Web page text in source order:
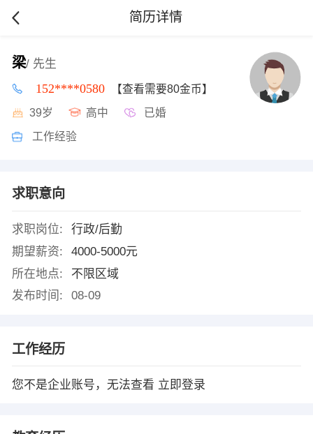
简历详情
梁/ 先生
152****0580 【查看需要80金币】
39岁 高中 已婚
工作经验
求职意向
求职岗位:
行政/后勤
期望薪资:
4000-5000元
所在地点:
不限区域
发布时间:
08-09
工作经历
您不是企业账号，无法查看 立即登录